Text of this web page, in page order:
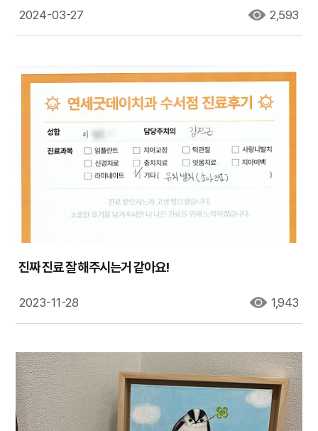
2024-03-27 2,593
진짜 진료 잘 해주시는거 같아요!
2023-11-28 1,943